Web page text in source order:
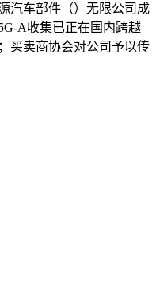
汽车部件（）无限公司成
A收集已正在国内跨越
买卖商协会对公司予以传